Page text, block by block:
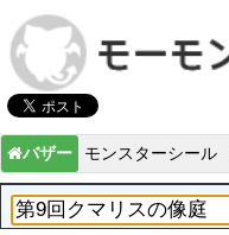
バザー モンスターシール